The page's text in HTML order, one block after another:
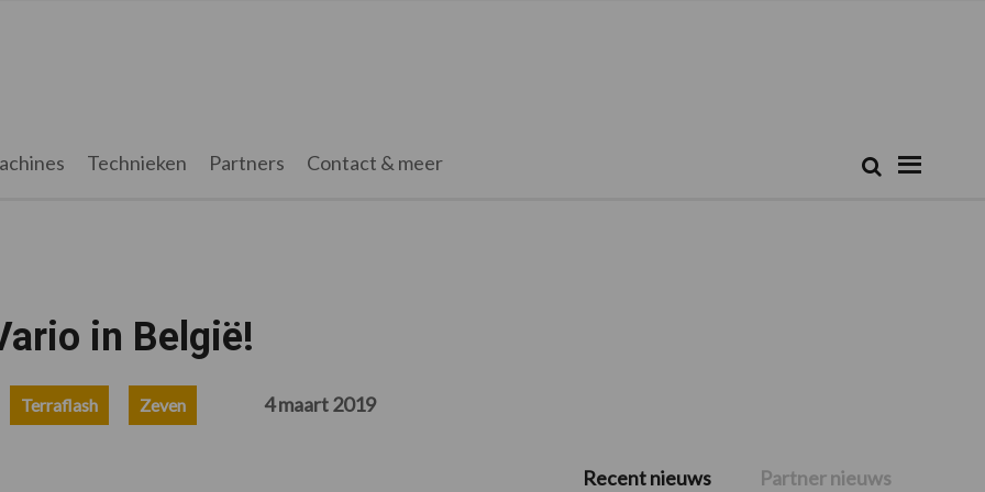
Technieken Partners Contact & meer Zoek
in België!
Terraflash Zeven 4 maart 2019
Recent nieuws Partner nieuws